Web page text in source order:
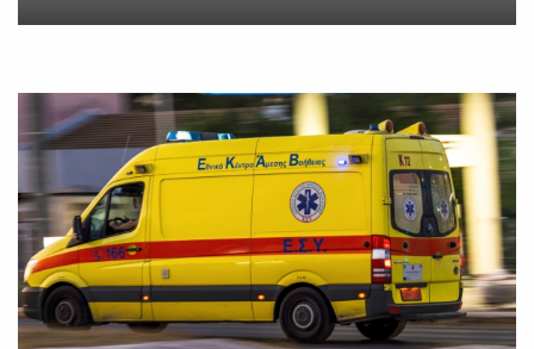
Βοιωτία: Νεκρός ο
62χρονος – Επεσε από τη
σκαλωσιά